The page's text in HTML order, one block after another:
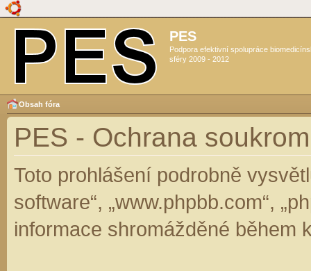
PES
Podpora efektivní spolupráce
sféry 2009 - 2012
Obsah fóra
PES - Ochrana
Toto prohlášení podrobně
software“, „www.phpbb.com“,
informace shromážděné během